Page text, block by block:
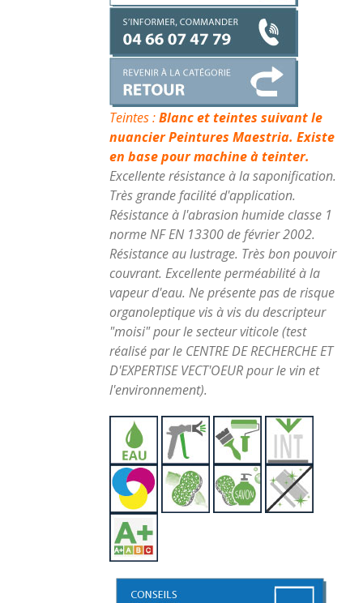
Teintes :Blanc et teintes suivant le
nuancier Peintures Maestria. Existe
en base pour machine à teinter.
Excellente résistance à la saponification.
Très grande facilité d'application.
Résistance à l'abrasion humide classe 1
norme NF EN 13300 de février 2002.
Résistance au lustrage. Très bon pouvoir
couvrant. Excellente perméabilité à la
vapeur d'eau. Ne présente pas de risque
organoleptique vis à vis du descripteur
"moisi" pour le secteur viticole (test
réalisé par le CENTRE DE RECHERCHE ET
D'EXPERTISE VECT'OEUR pour le vin et
l'environnement).